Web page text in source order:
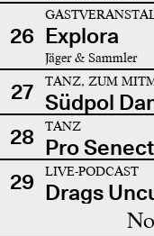
26 Explora
Jäger & Sammler
27 TANZ, ZUM
Südpol
28
TANZ
Pro
29
LIVE-PODCAST
Drags